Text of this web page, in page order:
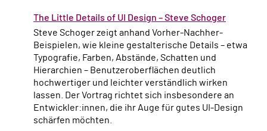
The Little Details of UI Design – Steve Schoger
Steve Schoger zeigt anhand Vorher-Nachher-
Beispielen, wie kleine gestalterische Details – etwa
Typografie, Farben, Abstände, Schatten und
Hierarchien – Benutzeroberflächen deutlich
hochwertiger und leichter verständlich wirken
lassen. Der Vortrag richtet sich insbesondere an
Entwickler:innen, die ihr Auge für gutes UI-Design
schärfen möchten.